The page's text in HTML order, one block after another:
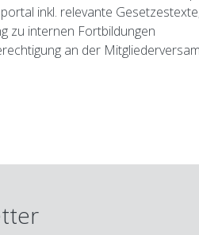
inkl. relevante
zu internen Fortbildungen
an der